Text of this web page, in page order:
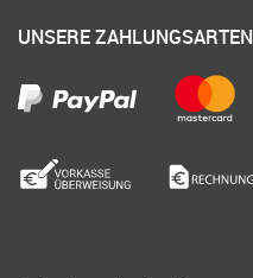
UNSERE ZAHLUNGSARTEN